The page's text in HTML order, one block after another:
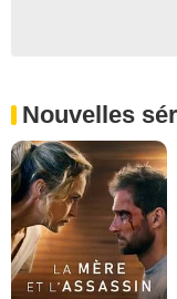
Nouvelles